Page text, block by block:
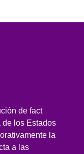
de fact
los Estados
la
a las